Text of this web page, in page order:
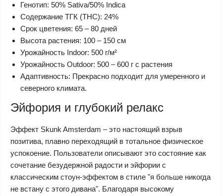
Генотип: 50% Sativa/50% Indica
Содержание ТГК (THC): 24%
Срок цветения: 65 – 80 дней
Высота растения: 100 – 150 см
Урожайность Indoor: 500 г/м²
Урожайность Outdoor: 500 – 600 г с растения
Адаптивность: Прекрасно подходит для умеренного и
северного климата.
Эйфория и глубокий релакс
Эффект Skunk Amsterdam – это настоящий взрыв
позитива, плавно переходящий в тотальное физическое
успокоение. Пользователи описывают это состояние как
сочетание безудержной радости и эйфории с
классическим стоун-эффектом в стиле "я больше никогда
не встану с этого дивана". Благодаря высокому